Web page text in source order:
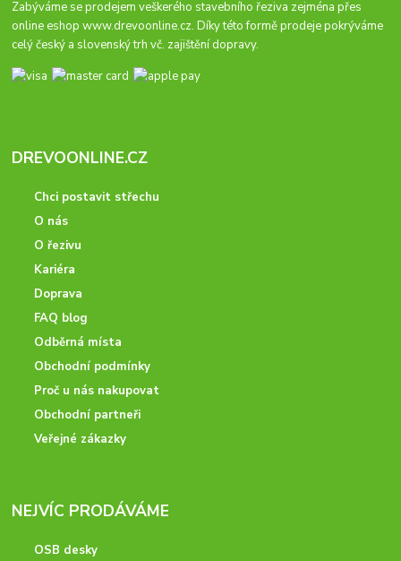
Zabýváme se prodejem veškerého stavebního řeziva zejména přes
online eshopwww.drevoonline.cz. Díky této formě prodeje pokrýváme
celý český a slovenský trh vč. zajištění dopravy.
DREVOONLINE.CZ
Chci postavit střechu
O nás
O řezivu
Kariéra
Doprava
FAQ blog
Odběrná místa
Obchodní podmínky
Proč u nás nakupovat
Obchodní partneři
Veřejné zákazky
NEJVÍC PRODÁVÁME
OSB desky